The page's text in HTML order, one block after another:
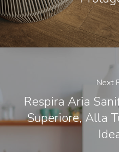
Next
Respira Aria
Superiore, Alla